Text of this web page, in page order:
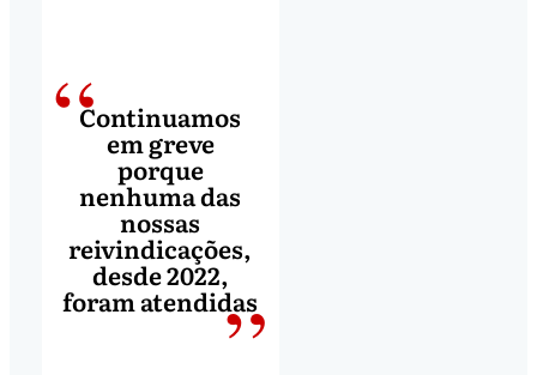
Continuamos
em greve
porque
nenhuma das
nossas
reivindicações,
desde 2022,
foram atendidas